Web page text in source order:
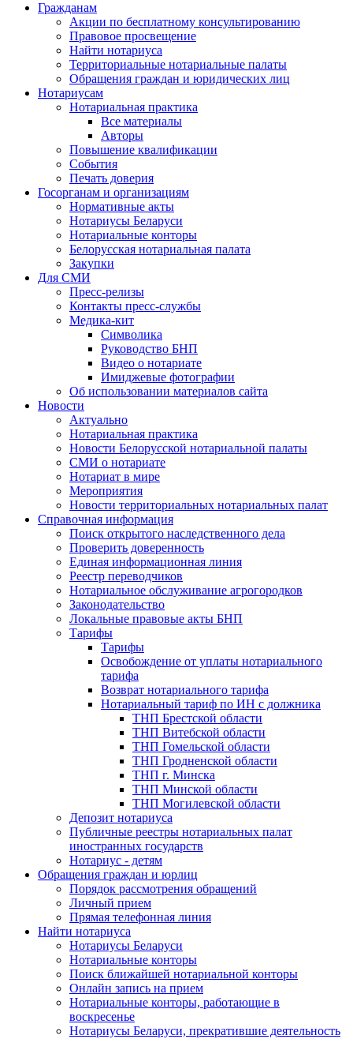
Гражданам
Акции по бесплатному консультированию
Правовое просвещение
Найти нотариуса
Территориальные нотариальные палаты
Обращения граждан и юридических лиц
Нотариусам
Нотариальная практика
Все материалы
Авторы
Повышение квалификации
События
Печать доверия
Госорганам и организациям
Нормативные акты
Нотариусы Беларуси
Нотариальные конторы
Белорусская нотариальная палата
Закупки
Для СМИ
Пресс-релизы
Контакты пресс-службы
Медика-кит
Символика
Руководство БНП
Видео о нотариате
Имиджевые фотографии
Об использовании материалов сайта
Новости
Актуально
Нотариальная практика
Новости Белорусской нотариальной палаты
СМИ о нотариате
Нотариат в мире
Мероприятия
Новости территориальных нотариальных палат
Справочная информация
Поиск открытого наследственного дела
Проверить доверенность
Единая информационная линия
Реестр переводчиков
Нотариальное обслуживание агрогородков
Законодательство
Локальные правовые акты БНП
Тарифы
Тарифы
Освобождение от уплаты нотариального
тарифа
Возврат нотариального тарифа
Нотариальный тариф по ИН с должника
ТНП Брестской области
ТНП Витебской области
ТНП Гомельской области
ТНП Гродненской области
ТНП г. Минска
ТНП Минской области
ТНП Могилевской области
Депозит нотариуса
Публичные реестры нотариальных палат
иностранных государств
Нотариус - детям
Обращения граждан и юрлиц
Порядок рассмотрения обращений
Личный прием
Прямая телефонная линия
Найти нотариуса
Нотариусы Беларуси
Нотариальные конторы
Поиск ближайшей нотариальной конторы
Онлайн запись на прием
Нотариальные конторы, работающие в
воскресенье
Нотариусы Беларуси, прекратившие деятельность